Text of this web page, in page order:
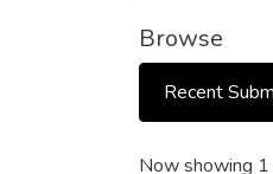
Browse
Recent
Now showing